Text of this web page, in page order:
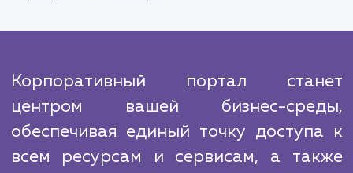
передовые технологии и проверенные
чтобы обеспечить
производительность,
безопасность портала. Мы также